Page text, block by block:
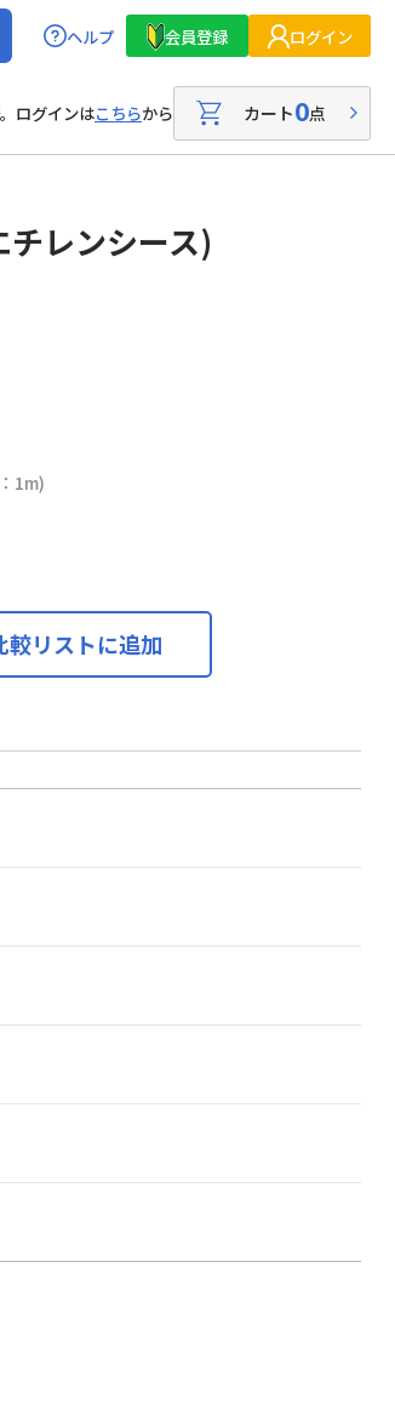
ヘルプ 会員登録 ログイン
ログインはこちらから カート0点
レンシース)
1m)
較リストに追加